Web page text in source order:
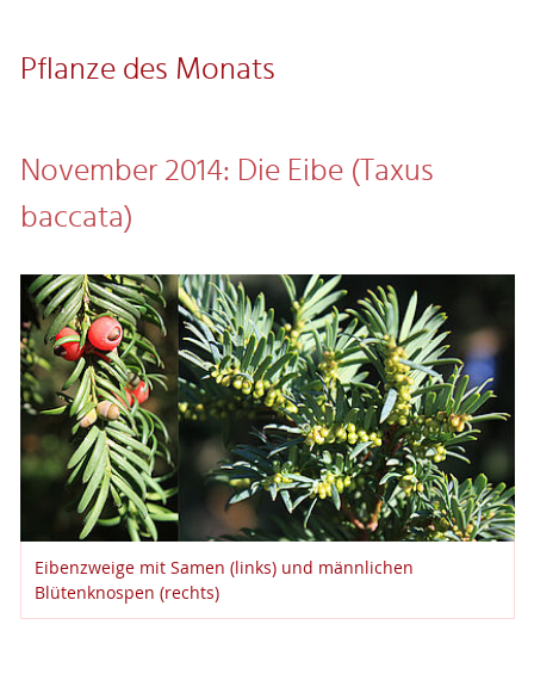
Pflanze des Monats
November 2014: Die Eibe (Taxus
baccata)
Eibenzweige mit Samen (links) und männlichen
Blütenknospen (rechts)